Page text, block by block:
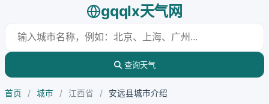
gqqlx天气网
查询天气
首页 / 城市 / 江西省 / 安远县城市介绍